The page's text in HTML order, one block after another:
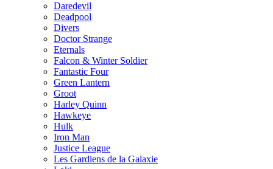
Daredevil
Deadpool
Divers
Doctor Strange
Eternals
Falcon & Winter Soldier
Fantastic Four
Green Lantern
Groot
Harley Quinn
Hawkeye
Hulk
Iron Man
Justice League
Les Gardiens de la Galaxie